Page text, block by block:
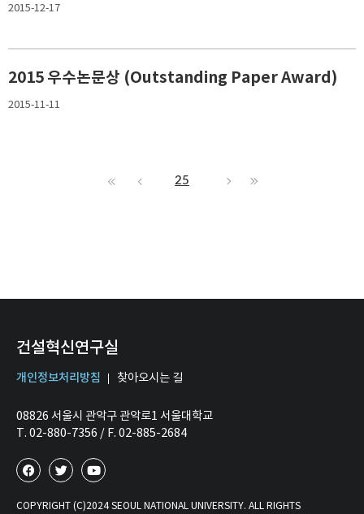
2015-12-17
2015 우수논문상 (Outstanding Paper Award)
2015-11-11
25
건설혁신연구실
개인정보처리방침 찾아오시는 길
08826 서울시 관악구 관악로1 서울대학교
T. 02-880-7356 / F. 02-885-2684
COPYRIGHT (C)2024 SEOUL NATIONAL UNIVERSITY. ALL RIGHTS